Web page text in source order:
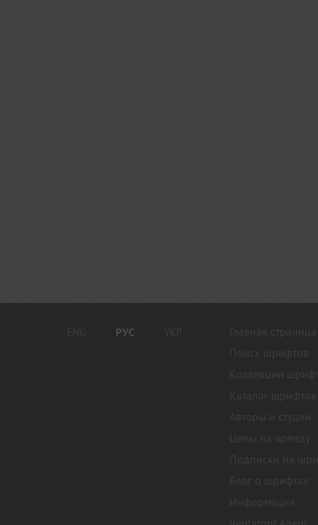
ENG РУС УКР
Главная страница
Поиск шрифтов
Коллекции
Каталог шрифтов
Авторы и студии
Цены на аренду
Подписки на
Блог о шрифтах
Информация